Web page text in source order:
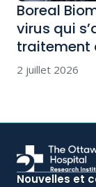
Boreal
virus qui
traitement
2 juillet 2026
Nouvelles et